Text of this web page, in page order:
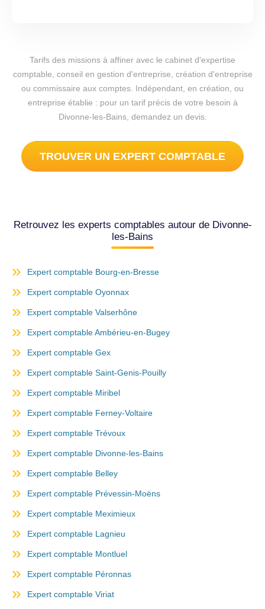
Tarifs des missions à affiner avec le cabinet d'expertise
comptable, conseil en gestion d'entreprise, création d'entreprise
ou commissaire aux comptes. Indépendant, en création, ou
entreprise établie : pour un tarif précis de votre besoin à
Divonne-les-Bains, demandez un devis.
TROUVER UN EXPERT COMPTABLE
Retrouvez les experts comptables autour de Divonne-
les-Bains
Expert comptable Bourg-en-Bresse
Expert comptable Oyonnax
Expert comptable Valserhône
Expert comptable Ambérieu-en-Bugey
Expert comptable Gex
Expert comptable Saint-Genis-Pouilly
Expert comptable Miribel
Expert comptable Ferney-Voltaire
Expert comptable Trévoux
Expert comptable Divonne-les-Bains
Expert comptable Belley
Expert comptable Prévessin-Moëns
Expert comptable Meximieux
Expert comptable Lagnieu
Expert comptable Montluel
Expert comptable Péronnas
Expert comptable Viriat